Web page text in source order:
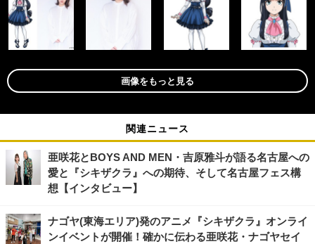
画像をもっと見る
関連ニュース
亜咲花とBOYS AND MEN・吉原雅斗が語る名古屋への
愛と『シキザクラ』への期待、そして名古屋フェス構
想【インタビュー】
ナゴヤ(東海エリア)発のアニメ『シキザクラ』オンライ
ンイベントが開催！確かに伝わる亜咲花・ナゴヤセイ